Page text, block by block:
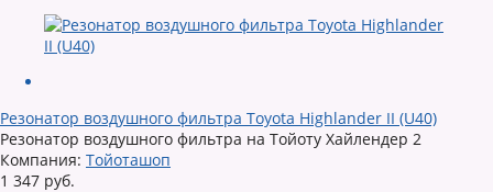
Резонатор воздушного фильтра Toyota Highlander II (U40)
Резонатор воздушного фильтра на Тойоту Хайлендер 2
Компания: Тойоташоп
1 347 руб.